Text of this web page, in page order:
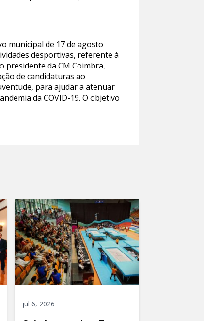
municipal de 17 de agosto
desportivas, referente à
presidente da CM Coimbra,
de candidaturas ao
para ajudar a atenuar
da COVID-19. O objetivo
jul 6, 2026